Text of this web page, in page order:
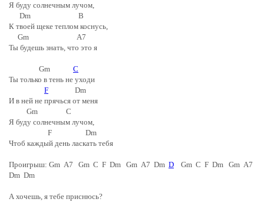
Я буду солнечным лучом,
Dm B
К твоей щеке теплом коснусь,
Gm A7
Ты будешь знать, что это я
Gm C
Ты только в тень не уходи
F Dm
И в ней не прячься от меня
Gm C
Я буду солнечным лучом,
F Dm
Чтоб каждый день ласкать тебя
Проигрыш: Gm A7 Gm C F Dm Gm A7 Dm D Gm C F Dm Gm A7
Dm Dm
А хочешь, я тебе приснюсь?